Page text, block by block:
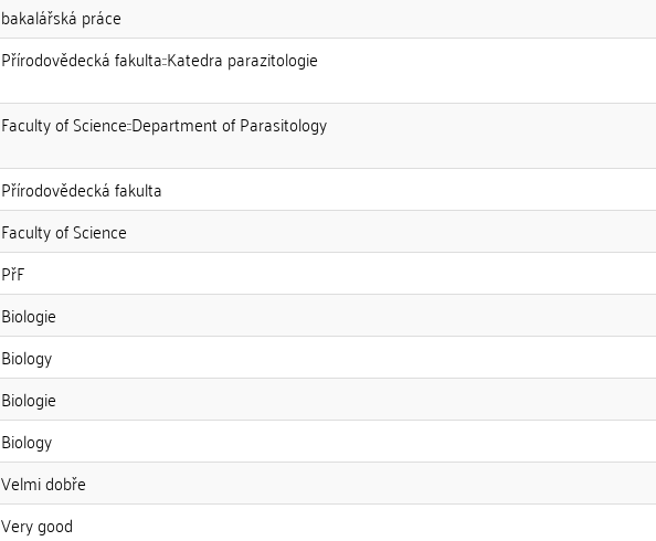
bakalářská práce
Přírodovědecká fakulta::Katedra parazitologie
Faculty of Science::Department of Parasitology
Přírodovědecká fakulta
Faculty of Science
PřF
Biologie
Biology
Biologie
Biology
Velmi dobře
Very good